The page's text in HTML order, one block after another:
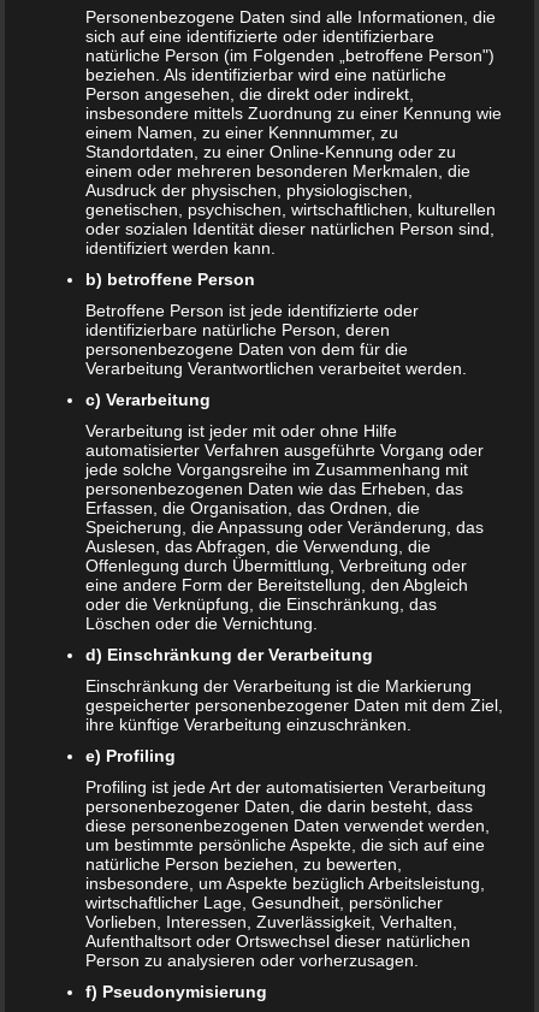
schwanger ist? Welche Schwangerschaftssymptome gibt
es und wie sicher sind die jeweiligen Symptome? Frauen
kennen ihren Körper ganz genau und haben es meistens
im Gefühl, wenn sich etwas verändert. Und dieses Gefühl
kommt nicht von ungefähr: Ist eine Frau schwanger, dann
beginnt im Körper bereits in den ersten Wochen der
Schwangerschaft eine große Umstellung. Die Umstellung
kann durch die Frau bereits vor dem Ausbleiben der Regel
auftreten.
Veränderung der Brüste
In den ersten Wochen der Schwangerschaft fangen die
Brüste an zu wachsen. Dadurch kann wiederum ein
Spannungsgefühl in den Brüsten auftreten, sie werden
empfindlicher gegenüber Berührungen. Manche Frauen
stellen fest, dass sich die Venen unter der Haut der Brüste
stärker abzeichnen und die Brustwarzen etwas dunkler als
sonst aussehen.
Vermehrte Müdigkeit als
Schwangerschaftssymptome
In den ersten Wochen der Schwangerschaft
Hormon Progesteron ausgestoßen. Es sorgt dafür, dass
die Schwangerschaft bestehen bleibt und beruhigt den
Müdigkeit von Frauen in den ersten
Schwangerschaftswochen. Das Hormon wird bis zur 11.
oder 12. Schwangerschaftswoche gebildet. Bis dahin wird
die Müdigkeit die Schwangere begleiten.
Übelkeit
Übelkeit ist keine schöne Sache, tritt allerdings oftmals in
den ersten Schwangerschaftswochen vermehrt auf. Auch
Personenbezogene Daten sind alle Informationen, die
sich auf eine identifizierte oder identifizierbare
natürliche Person (im Folgenden „betroffene Person")
beziehen. Als identifizierbar wird eine natürliche
Person angesehen, die direkt oder indirekt,
insbesondere mittels Zuordnung zu einer Kennung wie
einem Namen, zu einer Kennnummer, zu
Standortdaten, zu einer Online-Kennung oder zu
einem oder mehreren besonderen Merkmalen, die
Ausdruck der physischen, physiologischen,
genetischen, psychischen, wirtschaftlichen, kulturellen
oder sozialen Identität dieser natürlichen Person sind,
identifiziert werden kann.
b) betroffene Person
Betroffene Person ist jede identifizierte oder
identifizierbare natürliche Person, deren
personenbezogene Daten von dem für die
Verarbeitung Verantwortlichen verarbeitet werden.
c) Verarbeitung
Verarbeitung ist jeder mit oder ohne Hilfe
automatisierter Verfahren ausgeführte Vorgang oder
jede solche Vorgangsreihe im Zusammenhang mit
personenbezogenen Daten wie das Erheben, das
Erfassen, die Organisation, das Ordnen, die
Speicherung, die Anpassung oder Veränderung, das
Auslesen, das Abfragen, die Verwendung, die
Offenlegung durch Übermittlung, Verbreitung oder
eine andere Form der Bereitstellung, den Abgleich
oder die Verknüpfung, die Einschränkung, das
Löschen oder die Vernichtung.
d) Einschränkung der Verarbeitung
Einschränkung der Verarbeitung ist die Markierung
gespeicherter personenbezogener Daten mit dem Ziel,
ihre künftige Verarbeitung einzuschränken.
e) Profiling
Profiling ist jede Art der automatisierten Verarbeitung
personenbezogener Daten, die darin besteht, dass
diese personenbezogenen Daten verwendet werden,
um bestimmte persönliche Aspekte, die sich auf eine
natürliche Person beziehen, zu bewerten,
insbesondere, um Aspekte bezüglich Arbeitsleistung,
wirtschaftlicher Lage, Gesundheit, persönlicher
Vorlieben, Interessen, Zuverlässigkeit, Verhalten,
Aufenthaltsort oder Ortswechsel dieser natürlichen
Person zu analysieren oder vorherzusagen.
f) Pseudonymisierung